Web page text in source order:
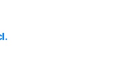
Punta 2.1mm 1.7mm cantidad